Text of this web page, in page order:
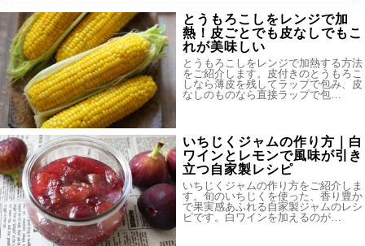
とうもろこしをレンジで加
熱！皮ごとでも皮なしでもこ
れが美味しい
とうもろこしをレンジで加熱する方法
をご紹介します。皮付きのとうもろこ
しなら薄皮を残してラップで包み、皮
なしのものなら直接ラップで包…
いちじくジャムの作り方｜白
ワインとレモンで風味が引き
立つ自家製レシピ
いちじくジャムの作り方をご紹介しま
す。旬のいちじくを使った、香り豊か
で果実感あふれる自家製ジャムのレシ
ピです。白ワインを加えるのが…